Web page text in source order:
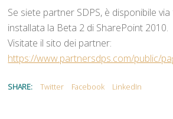
Se siete partner SDPS, è disponibile
installata la Beta 2 di SharePoint 2010.
Visitate il sito dei partner:
https://www.partnersdps.com/public/
SHARE: Twitter Facebook LinkedIn